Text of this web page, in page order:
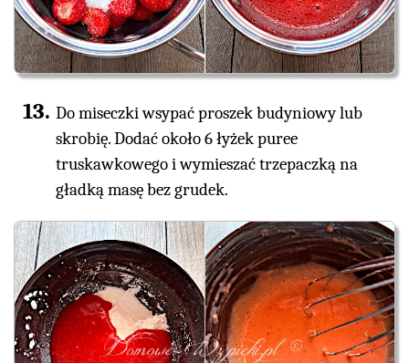
Do miseczki wsypać proszek budyniowy lub
skrobię. Dodać około 6 łyżek puree
truskawkowego i wymieszać trzepaczką na
gładką masę bez grudek.